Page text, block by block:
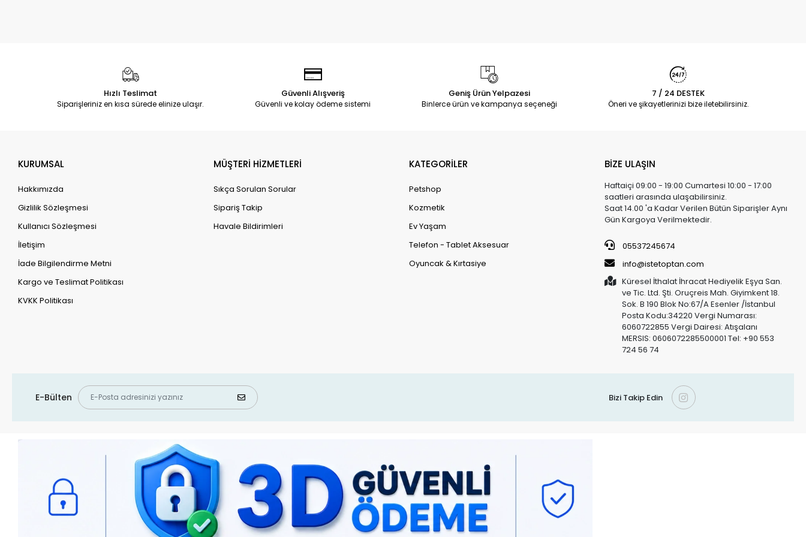
Hızlı Teslimat
Siparişleriniz en kısa sürede elinize ulaşır.
Güvenli Alışveriş
Güvenli ve kolay ödeme sistemi
Geniş Ürün Yelpazesi
Binlerce ürün ve kampanya seçeneği
7 / 24 DESTEK
Öneri ve şikayetlerinizi bize iletebilirsiniz.
KURUMSAL
Hakkımızda
Gizlilik Sözleşmesi
Kullanıcı Sözleşmesi
İletişim
İade Bilgilendirme Metni
Kargo ve Teslimat Politikası
KVKK Politikası
MÜŞTERİ HİZMETLERİ
Sıkça Sorulan Sorular
Sipariş Takip
Havale Bildirimleri
KATEGORİLER
Petshop
Kozmetik
Ev Yaşam
Telefon - Tablet Aksesuar
Oyuncak & Kırtasiye
BİZE ULAŞIN
Haftaiçi 09:00 - 19:00 Cumartesi 10:00 - 17:00
saatleri arasında ulaşabilirsiniz.
Saat 14.00 'a Kadar Verilen Bütün Siparişler Aynı
Gün Kargoya Verilmektedir.
05537245674
info@istetoptan.com
Küresel İthalat İhracat Hediyelik Eşya San.
ve Tic. Ltd. Şti. Oruçreis Mah. Giyimkent 18.
Sok. B 190 Blok No:67/A Esenler /İstanbul
Posta Kodu:34220 Vergi Numarası:
6060722855 Vergi Dairesi: Atışalanı
MERSIS: 0606072285500001 Tel: +90 553
724 56 74
E-Bülten Bizi Takip Edin